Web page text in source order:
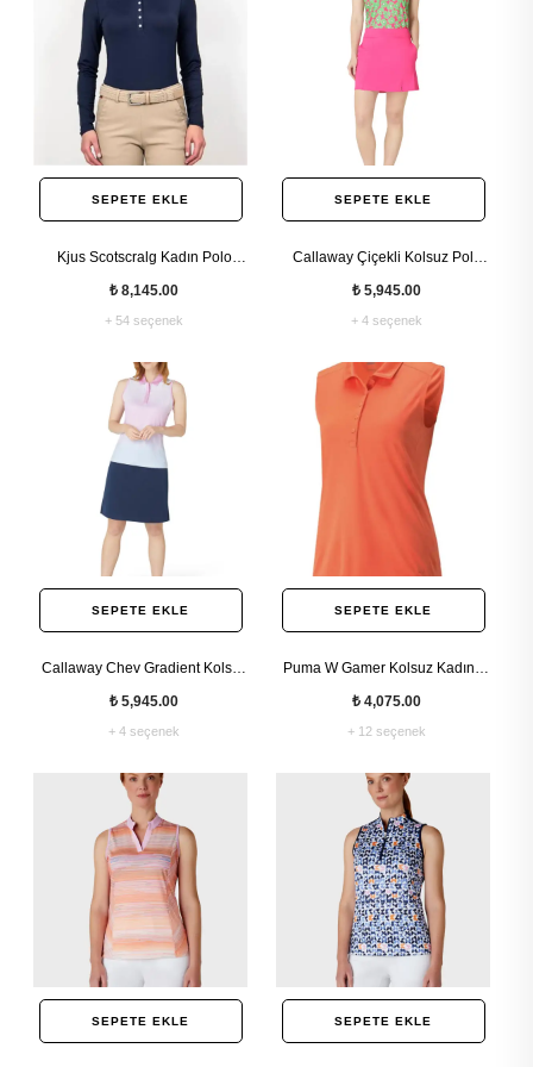
SEPETE EKLE
Kjus Scotscralg Kadın Polo
₺ 8,145.00
+ 54 seçenek
SEPETE EKLE
Callaway Çiçekli Kolsuz Polo
₺ 5,945.00
+ 4 seçenek
SEPETE EKLE
Callaway Chev Gradient Kolsuz
₺ 5,945.00
+ 4 seçenek
SEPETE EKLE
Puma W Gamer Kolsuz Kadın T-
₺ 4,075.00
+ 12 seçenek
SEPETE EKLE SEPETE EKLE